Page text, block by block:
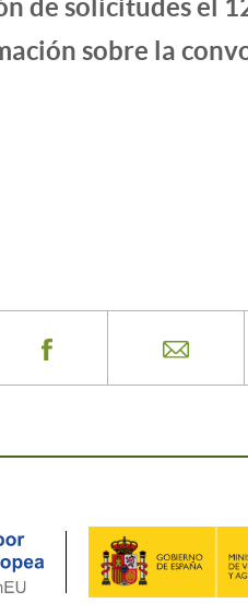
de solicitudes el
sobre la